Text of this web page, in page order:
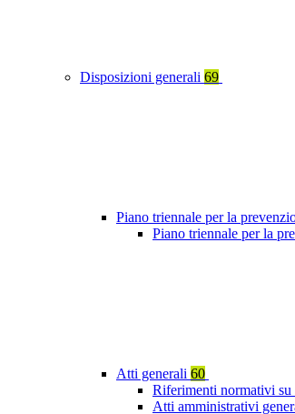
Disposizioni generali 69
Piano triennale per la
Piano triennale per la
Atti generali 60
Riferimenti normativi su
Atti amministrativi